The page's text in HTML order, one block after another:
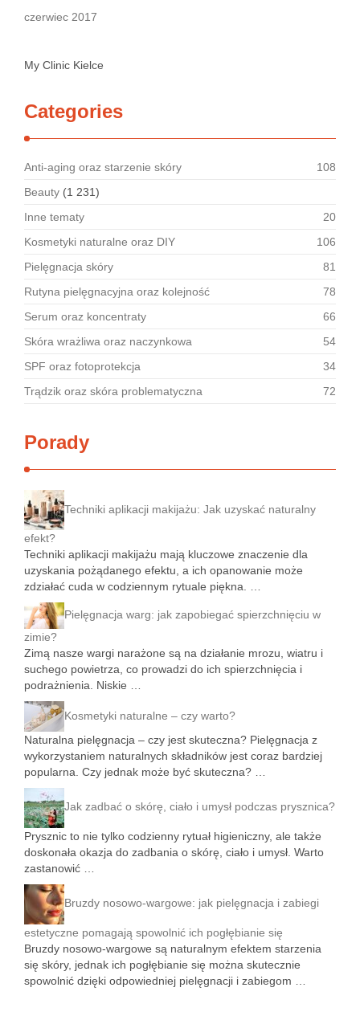
czerwiec 2017
My Clinic Kielce
Categories
Anti-aging oraz starzenie skóry
108
Beauty (1 231)
Inne tematy
20
Kosmetyki naturalne oraz DIY
106
Pielęgnacja skóry
81
Rutyna pielęgnacyjna oraz kolejność
78
Serum oraz koncentraty
66
Skóra wrażliwa oraz naczynkowa
54
SPF oraz fotoprotekcja
34
Trądzik oraz skóra problematyczna
72
Porady
Techniki aplikacji makijażu: Jak uzyskać naturalny
efekt?
Techniki aplikacji makijażu mają kluczowe znaczenie dla
uzyskania pożądanego efektu, a ich opanowanie może
zdziałać cuda w codziennym rytuale piękna. …
Pielęgnacja warg: jak zapobiegać spierzchnięciu w
zimie?
Zimą nasze wargi narażone są na działanie mrozu, wiatru i
suchego powietrza, co prowadzi do ich spierzchnięcia i
podrażnienia. Niskie …
Kosmetyki naturalne – czy warto?
Naturalna pielęgnacja – czy jest skuteczna? Pielęgnacja z
wykorzystaniem naturalnych składników jest coraz bardziej
popularna. Czy jednak może być skuteczna? …
Jak zadbać o skórę, ciało i umysł podczas prysznica?
Prysznic to nie tylko codzienny rytuał higieniczny, ale także
doskonała okazja do zadbania o skórę, ciało i umysł. Warto
zastanowić …
Bruzdy nosowo-wargowe: jak pielęgnacja i zabiegi
estetyczne pomagają spowolnić ich pogłębianie się
Bruzdy nosowo-wargowe są naturalnym efektem starzenia
się skóry, jednak ich pogłębianie się można skutecznie
spowolnić dzięki odpowiedniej pielęgnacji i zabiegom …